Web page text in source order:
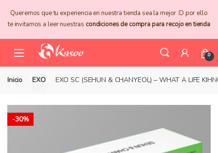
navigation
content
Queremos que tu experiencia en nuestra tienda sea la mejor :D por ello
te invitamos a leer nuestras condiciones de compra para recojo en tienda
0
Inicio EXO EXO SC (SEHUN & CHANYEOL) – WHAT A LIFE
-30%